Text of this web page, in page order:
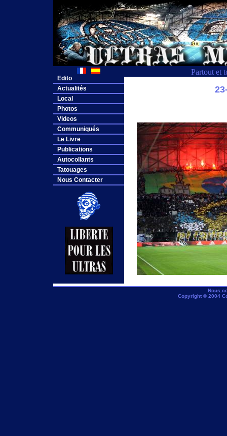
Partout et
Edito
Actualités
Local
Photos
Videos
Communiqués
Le Livre
Publications
Autocollants
Tatouages
Nous Contacter
Nous
Copyright © 2004